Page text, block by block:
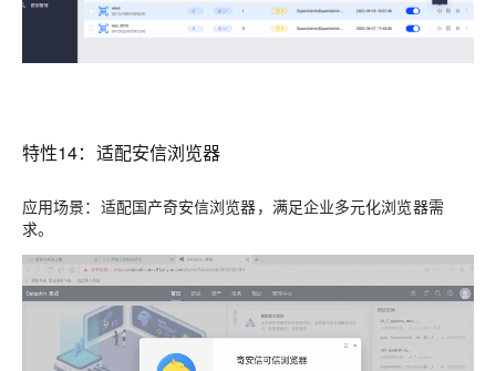
特性14：适配安信浏览器
应用场景：适配国产奇安信浏览器，满足企业多元化浏览器需
求。